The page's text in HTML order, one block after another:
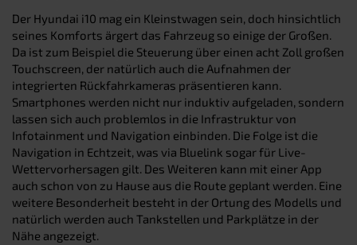
Der Hyundai i10 mag ein Kleinstwagen sein, doch hinsichtlich
seines Komforts ärgert das Fahrzeug so einige der Großen.
Da ist zum Beispiel die Steuerung über einen acht Zoll großen
Touchscreen, der natürlich auch die Aufnahmen der
integrierten Rückfahrkameras präsentieren kann.
Smartphones werden nicht nur induktiv aufgeladen, sondern
lassen sich auch problemlos in die Infrastruktur von
Infotainment und Navigation einbinden. Die Folge ist die
Navigation in Echtzeit, was via Bluelink sogar für Live-
Wettervorhersagen gilt. Des Weiteren kann mit einer App
auch schon von zu Hause aus die Route geplant werden. Eine
weitere Besonderheit besteht in der Ortung des Modells und
natürlich werden auch Tankstellen und Parkplätze in der
Nähe angezeigt.